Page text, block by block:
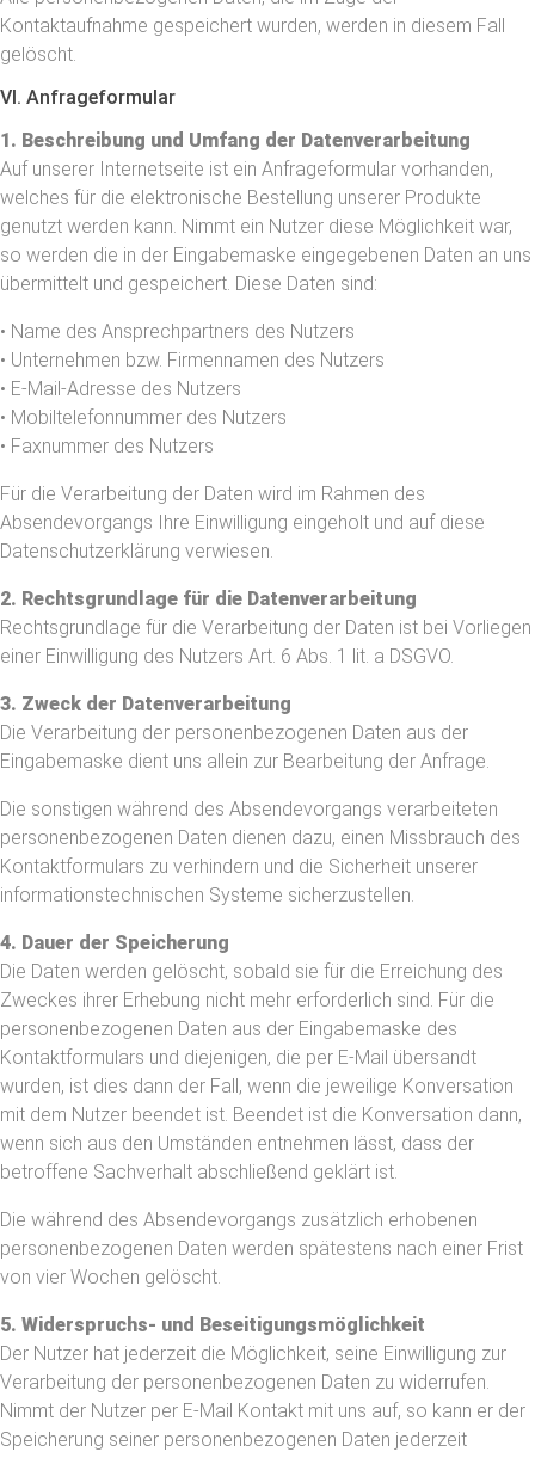
Kontaktaufnahme gespeichert wurden, werden in diesem Fall
gelöscht.
VI. Anfrageformular
1. Beschreibung und Umfang der Datenverarbeitung
Auf unserer Internetseite ist ein Anfrageformular vorhanden,
welches für die elektronische Bestellung unserer Produkte
genutzt werden kann. Nimmt ein Nutzer diese Möglichkeit war,
so werden die in der Eingabemaske eingegebenen Daten an uns
übermittelt und gespeichert. Diese Daten sind:
• Name des Ansprechpartners des Nutzers
• Unternehmen bzw. Firmennamen des Nutzers
• E-Mail-Adresse des Nutzers
• Mobiltelefonnummer des Nutzers
• Faxnummer des Nutzers
Für die Verarbeitung der Daten wird im Rahmen des
Absendevorgangs Ihre Einwilligung eingeholt und auf diese
Datenschutzerklärung verwiesen.
2. Rechtsgrundlage für die Datenverarbeitung
Rechtsgrundlage für die Verarbeitung der Daten ist bei Vorliegen
einer Einwilligung des Nutzers Art. 6 Abs. 1 lit. a DSGVO.
3. Zweck der Datenverarbeitung
Die Verarbeitung der personenbezogenen Daten aus der
Eingabemaske dient uns allein zur Bearbeitung der Anfrage.
Die sonstigen während des Absendevorgangs verarbeiteten
personenbezogenen Daten dienen dazu, einen Missbrauch des
Kontaktformulars zu verhindern und die Sicherheit unserer
informationstechnischen Systeme sicherzustellen.
4. Dauer der Speicherung
Die Daten werden gelöscht, sobald sie für die Erreichung des
Zweckes ihrer Erhebung nicht mehr erforderlich sind. Für die
personenbezogenen Daten aus der Eingabemaske des
Kontaktformulars und diejenigen, die per E-Mail übersandt
wurden, ist dies dann der Fall, wenn die jeweilige Konversation
mit dem Nutzer beendet ist. Beendet ist die Konversation dann,
wenn sich aus den Umständen entnehmen lässt, dass der
betroffene Sachverhalt abschließend geklärt ist.
Die während des Absendevorgangs zusätzlich erhobenen
personenbezogenen Daten werden spätestens nach einer Frist
von vier Wochen gelöscht.
5. Widerspruchs- und Beseitigungsmöglichkeit
Der Nutzer hat jederzeit die Möglichkeit, seine Einwilligung zur
Verarbeitung der personenbezogenen Daten zu widerrufen.
Nimmt der Nutzer per E-Mail Kontakt mit uns auf, so kann er der
Speicherung seiner personenbezogenen Daten jederzeit